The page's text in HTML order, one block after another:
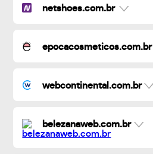
netshoes.com.br
epocacosmeticos.com.br
webcontinental.com.br
belezanaweb.com.br